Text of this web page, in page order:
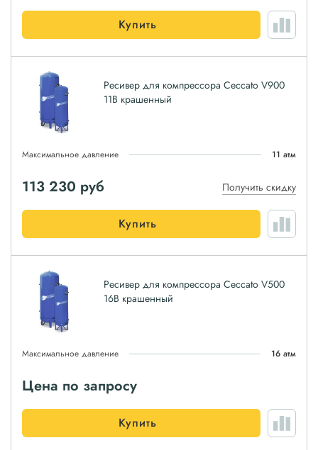
Купить
Ресивер для компрессора Ceccato V900
11B крашенный
Максимальное давление 11 атм
113 230 руб Получить скидку
Купить
Ресивер для компрессора Ceccato V500
16B крашенный
Максимальное давление 16 атм
Цена по запросу
Купить